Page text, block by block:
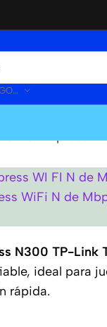
SELECCIONAR CATEGORÍA
PCI Express
N300 TP-Link
ideal para
rápida.